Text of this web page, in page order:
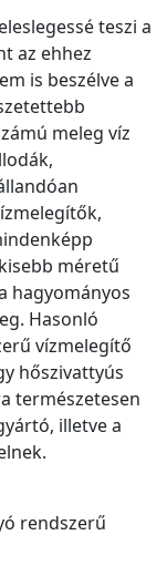
teszi a
az ehhez
is beszélve a
meleg víz
méretű
hagyományos
Hasonló
vízmelegítő
hőszivattyús
természetesen
illetve a
rendszerű